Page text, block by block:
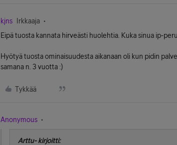
kjns Irkkaaja
Eipä tuosta kannata hirveästi huolehtia. Kuka sinua ip-
Hyötyä tuosta ominaisuudesta aikanaan oli kun pidin
samana n. 3 vuotta :)
Tykkää
Anonymous
Arttu- kirjoitti: